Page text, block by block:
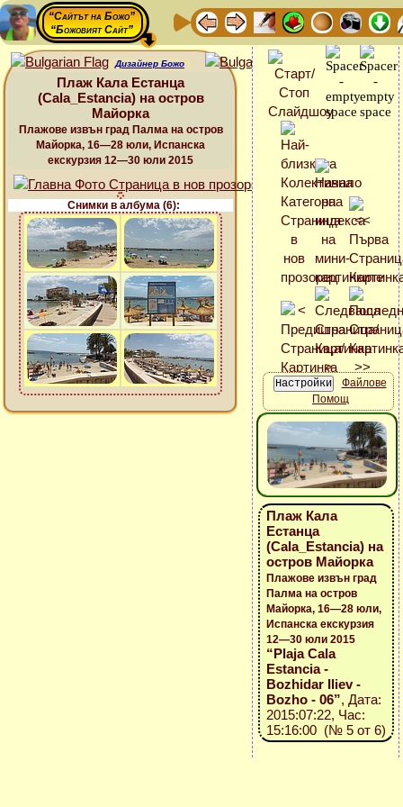
“Сайтът на Божо”
“Божовият Сайт”
Дизайнер Божо
Плаж Кала Естанца
(Cala_Estancia) на остров
Майорка
Плажове извън град Палма на остров
Майорка, 16—28 юли, Испанска
екскурзия 12—30 юли 2015
Снимки в албума (6):
Файлове
Помощ
Плаж Кала
Естанца
(Cala_Estancia) на
остров Майорка
Плажове извън град
Палма на остров
Майорка, 16—28 юли,
Испанска екскурзия
12—30 юли 2015
“Plaja Cala
Estancia -
Bozhidar Iliev -
Bozho - 06”, Дата:
2015:07:22, Час:
15:16:00 (№ 5 от 6)